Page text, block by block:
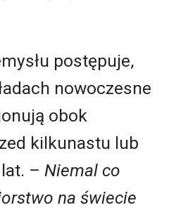
postępuje,
nowoczesne
obok
kilkunastu lub
– Niemal co
na świecie